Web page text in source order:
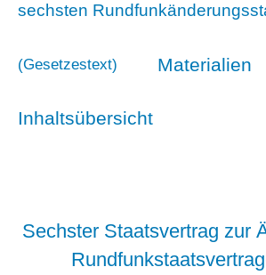
sechsten
Materialien
(Gesetzestext)
Inhaltsübersicht
Sechster Staatsvertrag zur